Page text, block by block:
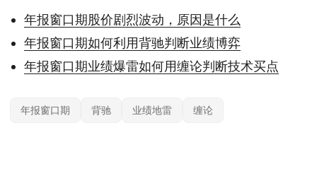
年报窗口期股价剧烈波动，原因是什么
年报窗口期如何利用背驰判断业绩博弈
年报窗口期业绩爆雷如何用缠论判断技术买点
年报窗口期 背驰 业绩地雷 缠论